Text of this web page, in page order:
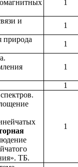
1
и
1
природа
1
1
1
ТБ.
1